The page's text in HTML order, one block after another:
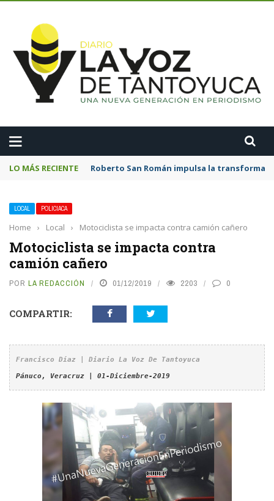
LO MÁS RECIENTE Roberto San Román impulsa la
LOCAL POLICIACA
Home › Local › Motociclista se impacta contra camión cañero
Motociclista se impacta contra
camión cañero
POR LA REDACCIÓN 01/12/2019 2203 0
COMPARTIR:
Francisco Díaz | Diario La Voz De Tantoyuca
Pánuco, Veracruz | 01-Diciembre-2019